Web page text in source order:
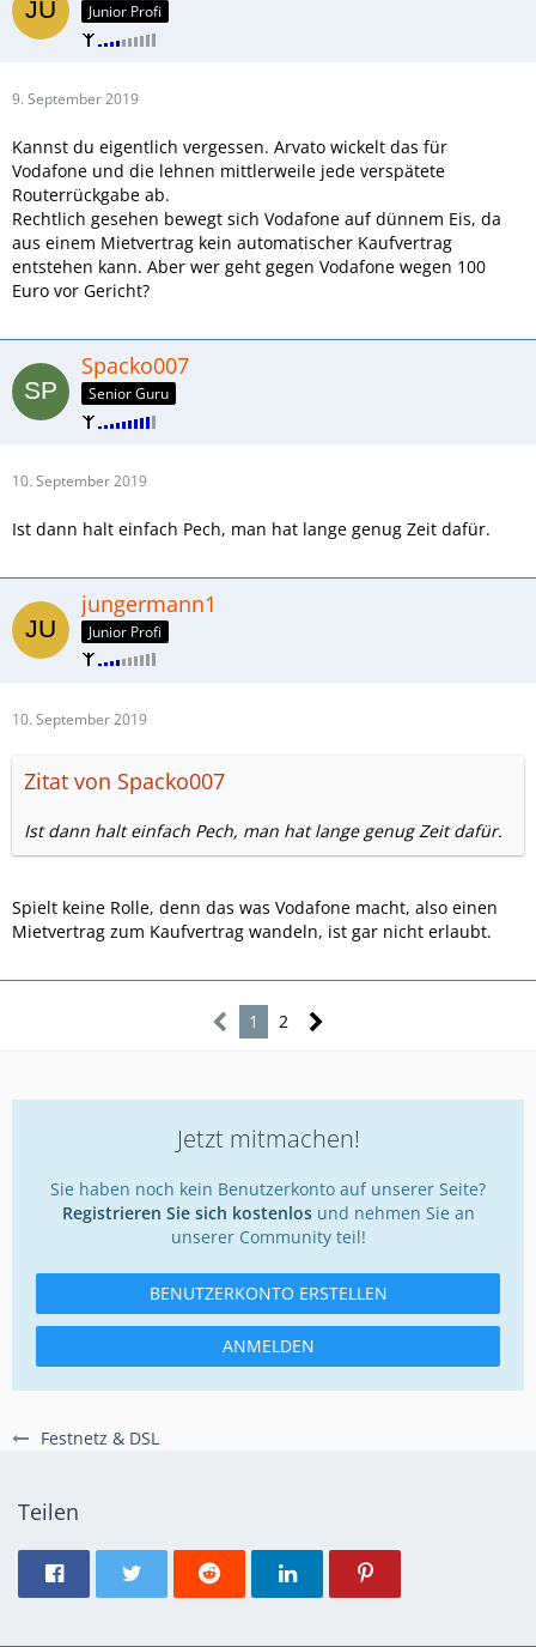
Festnetz & DSL
Junior Profi
9. September 2019
Kannst du eigentlich vergessen. Arvato wickelt das für
Vodafone und die lehnen mittlerweile jede verspätete
Routerrückgabe ab.
Rechtlich gesehen bewegt sich Vodafone auf dünnem Eis, da
aus einem Mietvertrag kein automatischer Kaufvertrag
entstehen kann. Aber wer geht gegen Vodafone wegen 100
Euro vor Gericht?
Spacko007
Senior Guru
10. September 2019
Ist dann halt einfach Pech, man hat lange genug Zeit dafür.
jungermann1
Junior Profi
10. September 2019
Zitat von Spacko007
Ist dann halt einfach Pech, man hat lange genug Zeit dafür.
Spielt keine Rolle, denn das was Vodafone macht, also einen
Mietvertrag zum Kaufvertrag wandeln, ist gar nicht erlaubt.
1 2
Jetzt mitmachen!
Sie haben noch kein Benutzerkonto auf unserer Seite?
Registrieren Sie sich kostenlosund nehmen Sie an
unserer Community teil!
BENUTZERKONTO ERSTELLEN
ANMELDEN
Teilen